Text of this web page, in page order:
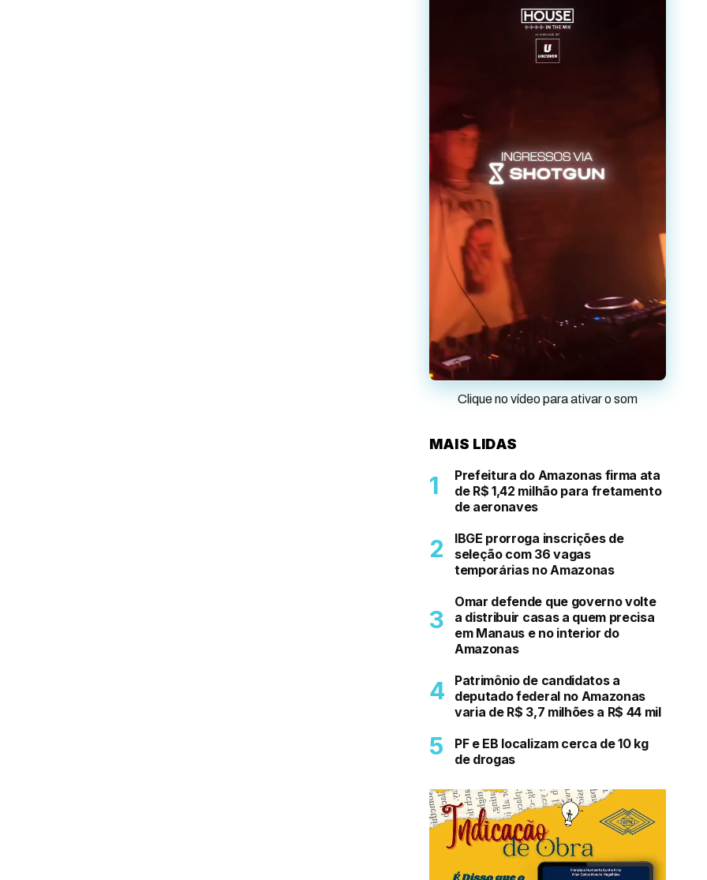
Clique no vídeo para ativar o som
MAIS LIDAS
Prefeitura do Amazonas firma ata
de R$ 1,42 milhão para fretamento
de aeronaves
IBGE prorroga inscrições de
seleção com 36 vagas
temporárias no Amazonas
Omar defende que governo volte
a distribuir casas a quem precisa
em Manaus e no interior do
Amazonas
Patrimônio de candidatos a
deputado federal no Amazonas
varia de R$ 3,7 milhões a R$ 44 mil
PF e EB localizam cerca de 10 kg
de drogas